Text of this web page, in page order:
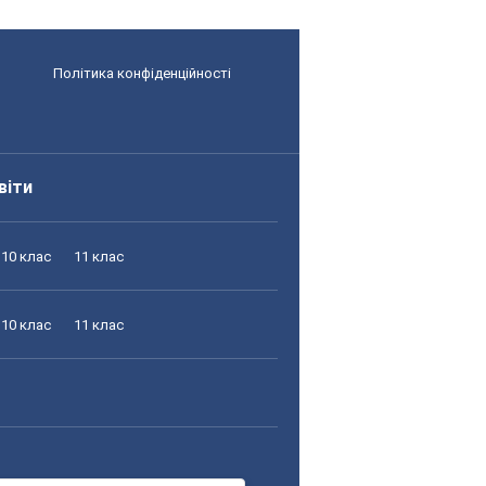
Політика конфіденційності
10 клас 11 клас
10 клас 11 клас